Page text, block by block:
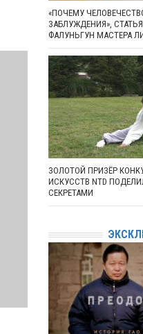
«ПОЧЕМУ
ЗАБЛУЖДЕНИЯ»,
ФАЛУНЬГУН МАСТЕРА
ЗОЛОТОЙ ПРИЗЁР
ИСКУССТВ NTD
СЕКРЕТАМИ